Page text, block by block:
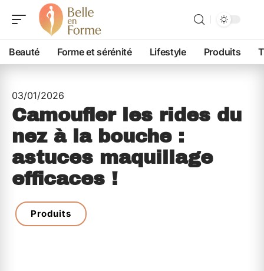
Beauté Forme et sérénité Lifestyle Produits
03/01/2026
Camoufler les rides du
nez à la bouche :
astuces maquillage
efficaces !
Produits